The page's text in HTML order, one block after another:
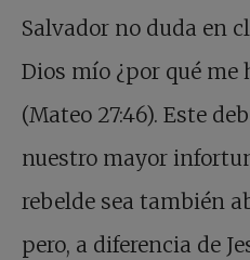
Salvador no duda en
Dios mío ¿por qué me
(Mateo 27:46). Este
nuestro mayor
rebelde sea también
pero, a diferencia de